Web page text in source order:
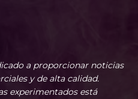
a proporcionar noticias
y de alta calidad.
experimentados está